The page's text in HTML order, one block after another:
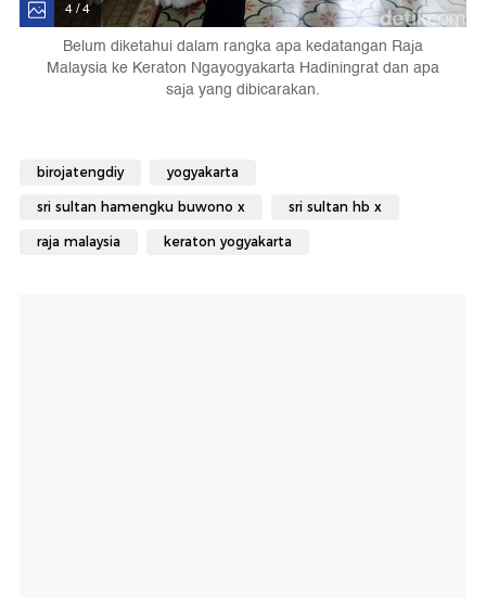
4 / 4
Belum diketahui dalam rangka apa kedatangan Raja
Malaysia ke Keraton Ngayogyakarta Hadiningrat dan apa
saja yang dibicarakan.
birojatengdiy yogyakarta
sri sultan hamengku buwono x sri sultan hb x
raja malaysia keraton yogyakarta